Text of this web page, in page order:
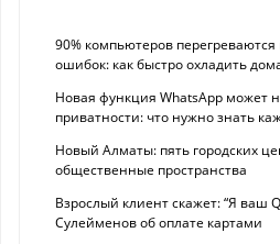
90% компьютеров
ошибок: как быстро охладить
Новая функция WhatsApp может
приватности: что нужно знать
Новый Алматы: пять городских
общественные пространства
Взрослый клиент скажет: “Я ваш
Сулейменов об оплате картами